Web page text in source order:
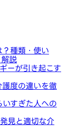
？種類・使い
解説
ーが引き起こす
護度の違いを徹
いすぎた人への
見と適切な介